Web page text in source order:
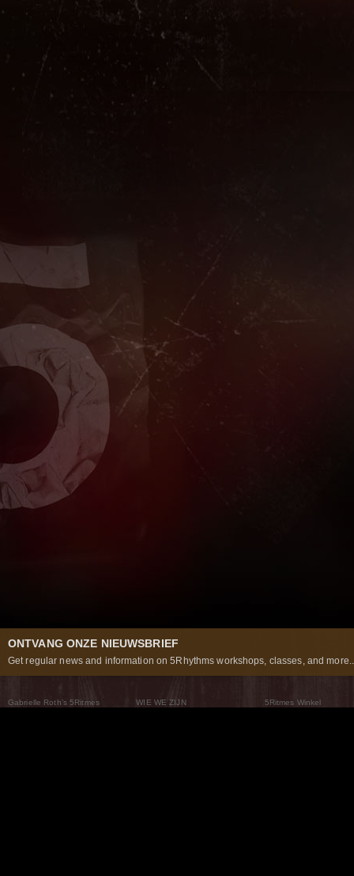
ONTVANG ONZE NIEUWSBRIEF
Get regular news and information on 5Rhythms workshops, classes, and
Gabrielle Roth’s 5Ritmes
WIE WE ZIJN
5Ritmes Winkel